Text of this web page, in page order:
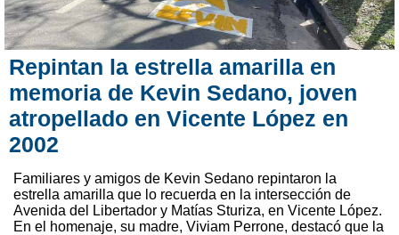
Repintan la estrella amarilla en
memoria de Kevin Sedano, joven
atropellado en Vicente López en
2002
Familiares y amigos de Kevin Sedano repintaron la
estrella amarilla que lo recuerda en la intersección de
Avenida del Libertador y Matías Sturiza, en Vicente López.
En el homenaje, su madre, Viviam Perrone, destacó que la